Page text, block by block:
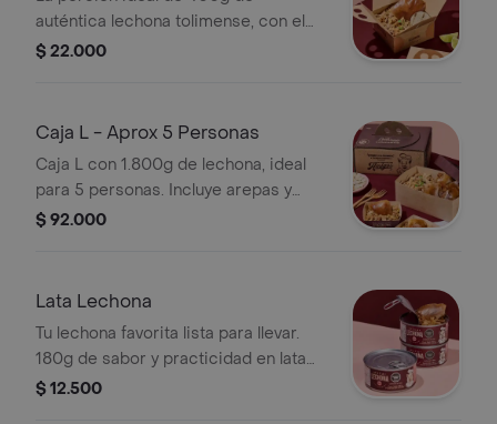
auténtica lechona tolimense, con el
balance perfecto de carne y arroz.
$ 22.000
Caja L - Aprox 5 Personas
Caja L con 1.800g de lechona, ideal
para 5 personas. Incluye arepas y
decorado con cilantro.
$ 92.000
Lata Lechona
Tu lechona favorita lista para llevar.
180g de sabor y practicidad en lata
abre fácil.
$ 12.500